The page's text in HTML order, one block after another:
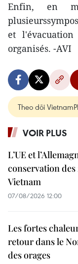
Enfin, en
et
organisés. -AVI
Theo dõi
VOIR PLUS
L’UE et
conservation
Vietnam
07/08/2026 12:00
Les fortes
retour dans le
des orages